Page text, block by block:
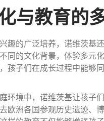
与教育的
趣的广泛培养，诺维茨基
同的文化背景，体验多元
孩子们在成长过程中能够
环境中，诺维茨基让孩子
欧洲各国参观历史遗迹、